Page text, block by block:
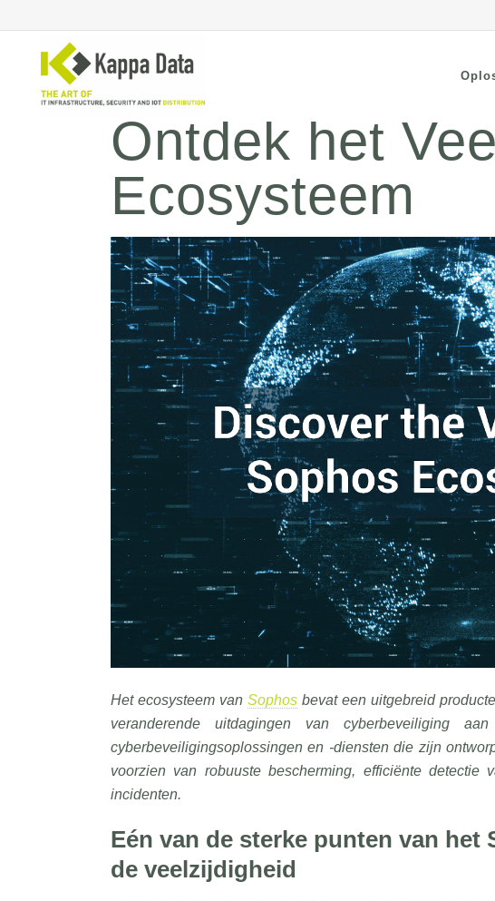
WiFi
Switching
Routing
Backup
Secure Remote
Endpoint
Cloud Security
Netwerk
Ontdek het
Ecosysteem
Het ecosysteem vanSophos bevat een uitgebreid
veranderende uitdagingen van cyberbeveiliging
cyberbeveiligingsoplossingen en -diensten die zijn
voorzien van robuuste bescherming, efficiënte
incidenten.
Eén van de sterke punten van het
de veelzijdigheid